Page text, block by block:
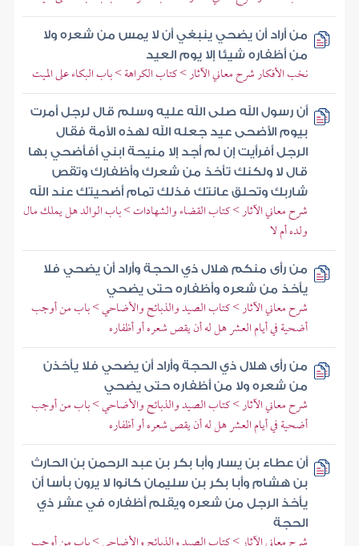
من أراد أن يضحي ينبغي أن لا يمس من شعره ولا
من أظفاره شيئا إلا يوم العيد
نخب الأفكار شرح معاني الآثار > كتاب الكراهة > باب البكاء على الميت
أن رسول الله صلى الله عليه وسلم قال لرجل أمرت
بيوم الأضحى عيد جعله الله لهذه الأمة فقال
الرجل أفرأيت إن لم أجد إلا منيحة ابني أفأضحي بها
قال لا ولكنك تأخذ من شعرك وأظفارك وتقص
شاربك وتحلق عانتك فذلك تمام أضحيتك عند الله
شرح معاني الآثار > كتاب القضاء والشهادات > باب الوالد هل يملك مال
ولده أم لا
من رأى منكم هلال ذي الحجة وأراد أن يضحي فلا
يأخذ من شعره وأظفاره حتى يضحي
شرح معاني الآثار > كتاب الصيد والذبائح والأضاحي > باب من أوجب
أضحية في أيام العشر هل له أن يقص شعره أو أظفاره
من رأى هلال ذي الحجة وأراد أن يضحي فلا يأخذن
من شعره ولا من أظفاره حتى يضحي
شرح معاني الآثار > كتاب الصيد والذبائح والأضاحي > باب من أوجب
أضحية في أيام العشر هل له أن يقص شعره أو أظفاره
أن عطاء بن يسار وأبا بكر بن عبد الرحمن بن الحارث
بن هشام وأبا بكر بن سليمان كانوا لا يرون بأسا أن
يأخذ الرجل من شعره ويقلم أظفاره في عشر ذي
الحجة